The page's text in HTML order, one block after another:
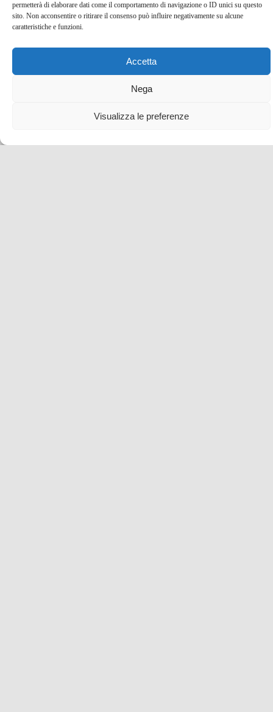
permetterà di elaborare dati come il comportamento di navigazione o ID unici su questo
sito. Non acconsentire o ritirare il consenso può influire negativamente su alcune
caratteristiche e funzioni.
Accetta
Nega
Visualizza le preferenze
28 Gen , 2025 -Alto Adige Montagna-lago di resia